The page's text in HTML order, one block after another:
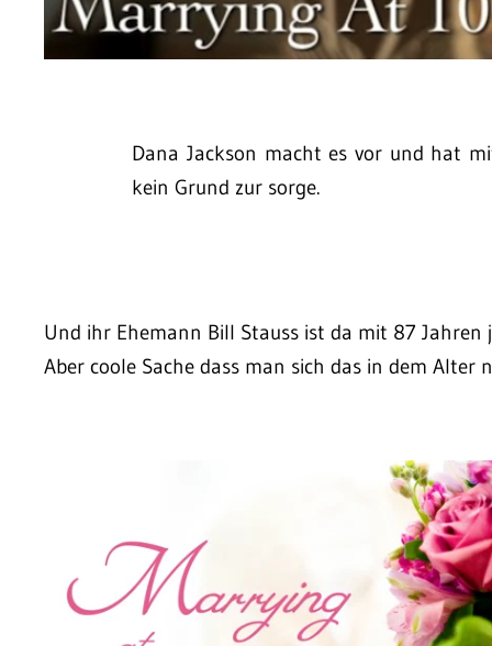
Dana Jackson macht es vor und hat
kein Grund zur sorge.
Und ihr Ehemann Bill Stauss ist da mit 87 Jahren
Aber coole Sache dass man sich das in dem